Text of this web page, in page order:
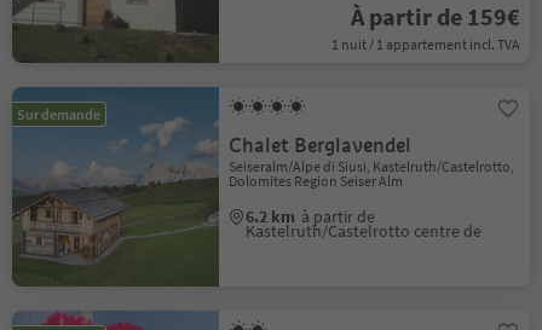
À partir de 159€
1 nuit / 1 appartement incl. TVA
Sur demande
Chalet Berglavendel
Seiseralm/Alpe di Siusi, Kastelruth/Castelrotto,
Dolomites Region Seiser Alm
6.2 km à partir de
Kastelruth/Castelrotto centre de